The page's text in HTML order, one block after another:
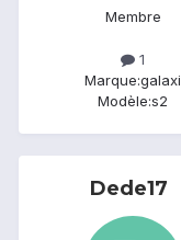
Membre
1
Marque:galaxi
Modèle:s2
Dede17